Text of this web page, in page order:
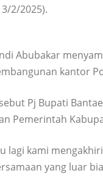
2/2025).
Abubakar
kantor
Pj Bupati
Pemerintah
lagi kami
yang luar